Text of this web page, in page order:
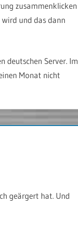
zusammenklicken
und das dann
deutschen Server. Im
Monat nicht
geärgert hat. Und